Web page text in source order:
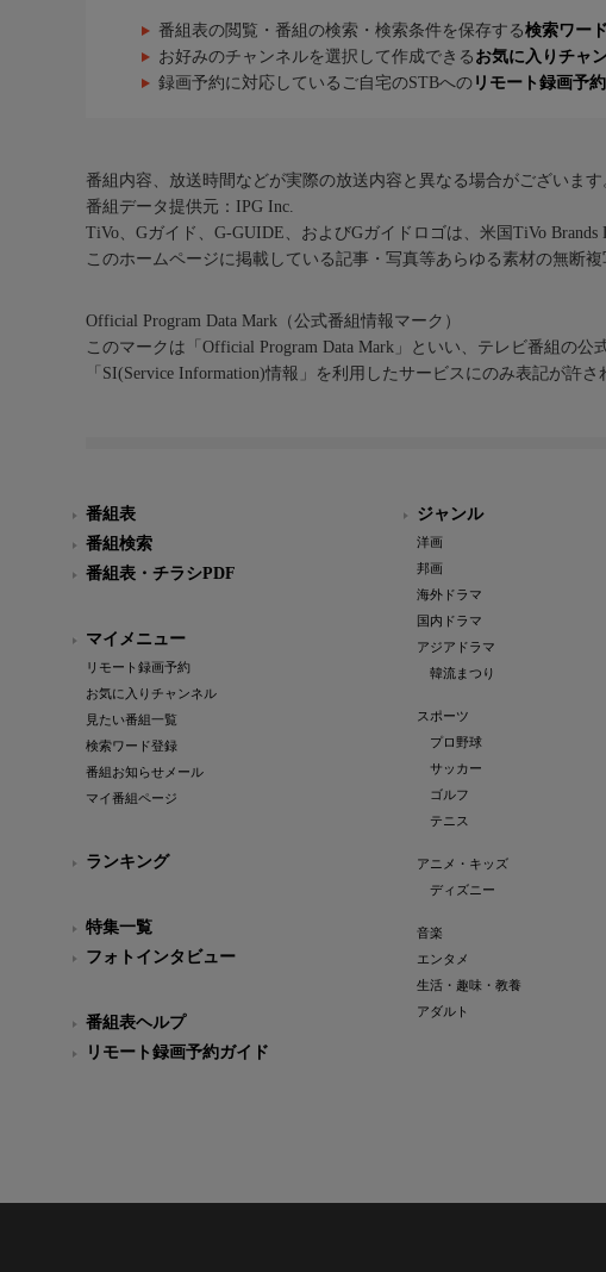
番組表の閲覧・番組の検索・検索条件を保存する検索ワー
お好みのチャンネルを選択して作成できる お気に入りチャ
録画予約に対応しているご自宅のSTBへの リモート録画予約
番組内容、放送時間などが実際の放送内容と異なる場合がございます
番組データ提供元：IPG Inc.
TiVo、Gガイド、G-GUIDE、およびGガイドロゴは、米国TiVo
このホームページに掲載している記事・写真等あらゆる素材の無断複
Official Program Data Mark（公式番組情報マーク）
このマークは「Official Program Data Mark」といい、テレビ番組の公
「SI(Service Information)情報」を利用したサービスにのみ表記が許さ
番組表
番組検索
番組表・チラシPDF
マイメニュー
リモート録画予約
お気に入りチャンネル
見たい番組一覧
検索ワード登録
番組お知らせメール
マイ番組ページ
ランキング
特集一覧
フォトインタビュー
番組表ヘルプ
リモート録画予約ガイド
ジャンル
洋画
邦画
海外ドラマ
国内ドラマ
アジアドラマ
韓流まつり
スポーツ
プロ野球
サッカー
ゴルフ
テニス
アニメ・キッズ
ディズニー
音楽
エンタメ
生活・趣味・教養
アダルト